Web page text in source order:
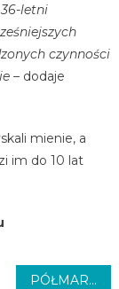
letni
czynności
– dodaje
mienie, a
im do 10 lat
PÓŁMARATON I UTRUDNIENIA